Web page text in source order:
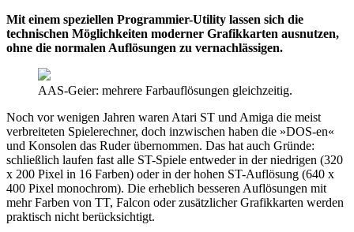
Mit einem speziellen Programmier-Utility lassen sich die
technischen Möglichkeiten moderner Grafikkarten ausnutzen,
ohne die normalen Auflösungen zu vernachlässigen.
AAS-Geier: mehrere Farbauflösungen gleichzeitig.
Noch vor wenigen Jahren waren Atari ST und Amiga die meist
verbreiteten Spielerechner, doch inzwischen haben die »DOS-en«
und Konsolen das Ruder übernommen. Das hat auch Gründe:
schließlich laufen fast alle ST-Spiele entweder in der niedrigen (320
x 200 Pixel in 16 Farben) oder in der hohen ST-Auflösung (640 x
400 Pixel monochrom). Die erheblich besseren Auflösungen mit
mehr Farben von TT, Falcon oder zusätzlicher Grafikkarten werden
praktisch nicht berücksichtigt.